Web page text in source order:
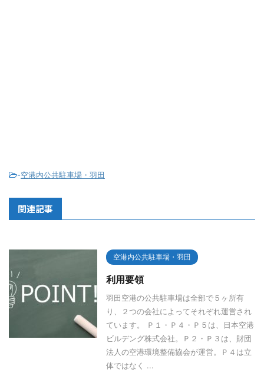
-空港内公共駐車場・羽田
関連記事
空港内公共駐車場・羽田
利用要領
羽田空港の公共駐車場は全部で５ヶ所有
り、２つの会社によってそれぞれ運営され
ています。 Ｐ１・Ｐ４・Ｐ５は、日本空港
ビルデング株式会社。Ｐ２・Ｐ３は、財団
法人の空港環境整備協会が運営。Ｐ４は立
体ではなく ...